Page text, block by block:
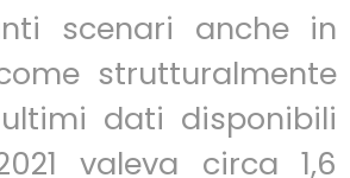
scenari anche in
strutturalmente
dati disponibili
valeva circa 1,6